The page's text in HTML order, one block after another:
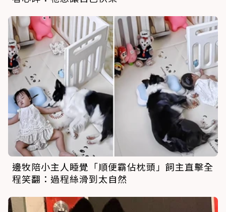
邊牧陪小主人睡覺「順便霸佔枕頭」飼主直擊全
程笑翻：過程絲滑到太自然